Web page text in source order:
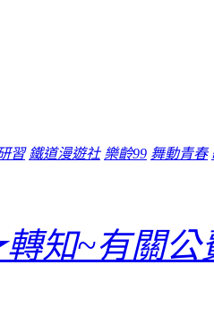
習 鐵道漫遊社 樂齡99 舞動青春
知~有關公